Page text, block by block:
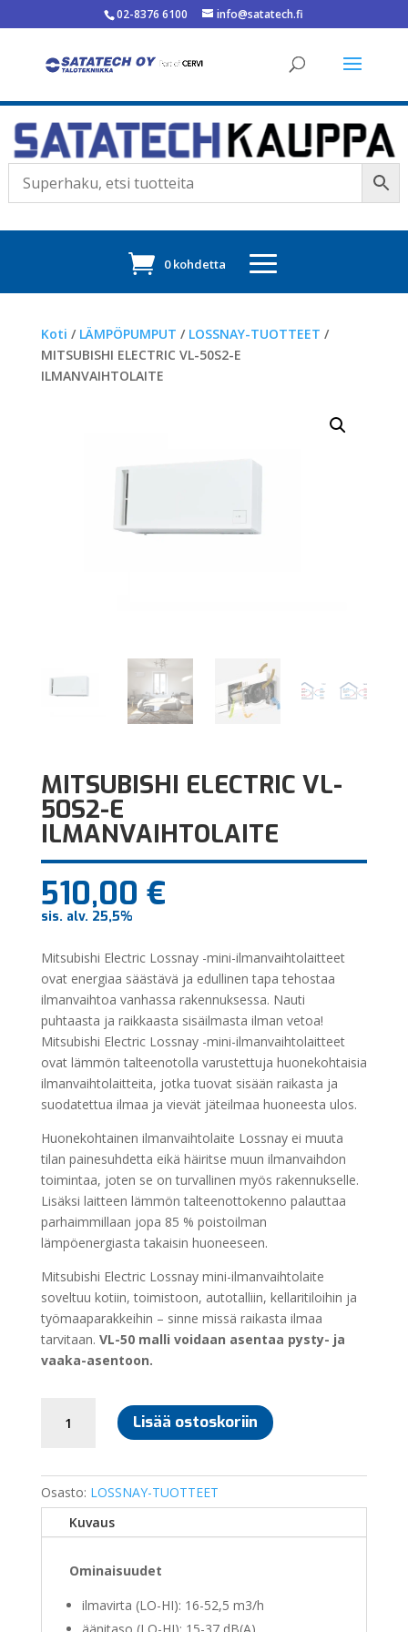
02-8376 6100 info@satatech.fi
0 kohdetta
Koti / LÄMPÖPUMPUT / LOSSNAY-TUOTTEET /
MITSUBISHI ELECTRIC VL-50S2-E
ILMANVAIHTOLAITE
MITSUBISHI ELECTRIC VL-
50S2-E
ILMANVAIHTOLAITE
510,00 €
sis. alv. 25,5%
Mitsubishi Electric Lossnay -mini-ilmanvaihtolaitteet
ovat energiaa säästävä ja edullinen tapa tehostaa
ilmanvaihtoa vanhassa rakennuksessa. Nauti
puhtaasta ja raikkaasta sisäilmasta ilman vetoa!
Mitsubishi Electric Lossnay -mini-ilmanvaihtolaitteet
ovat lämmön talteenotolla varustettuja huonekohtaisia
ilmanvaihtolaitteita, jotka tuovat sisään raikasta ja
suodatettua ilmaa ja vievät jäteilmaa huoneesta ulos.
Huonekohtainen ilmanvaihtolaite Lossnay ei muuta
tilan painesuhdetta eikä häiritse muun ilmanvaihdon
toimintaa, joten se on turvallinen myös rakennukselle.
Lisäksi laitteen lämmön talteenottokenno palauttaa
parhaimmillaan jopa 85 % poistoilman
lämpöenergiasta takaisin huoneeseen.
Mitsubishi Electric Lossnay mini-ilmanvaihtolaite
soveltuu kotiin, toimistoon, autotalliin, kellaritiloihin ja
työmaaparakkeihin – sinne missä raikasta ilmaa
tarvitaan. VL-50 malli voidaan asentaa pysty- ja
vaaka-asentoon.
ELECTRIC
E
ILMANVAIHTOLAITE
määrä
Lisää ostoskoriin
Osasto: LOSSNAY-TUOTTEET
Kuvaus
Ominaisuudet
ilmavirta (LO-HI): 16-52,5 m3/h
äänitaso (LO-HI): 15-37 dB(A)